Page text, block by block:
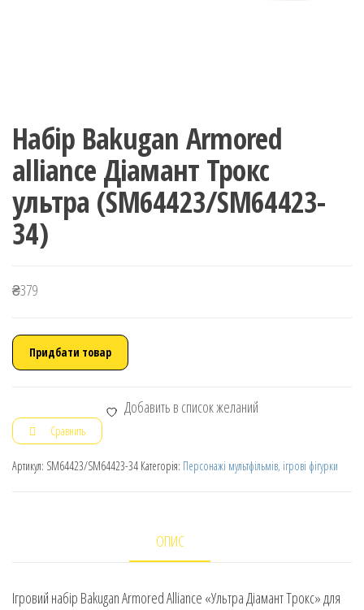
Набір Bakugan Armored
alliance Діамант Трокс
ультра (SM64423/SM64423-
34)
₴379
Придбати товар
Добавить в список желаний
Сравнить
Артикул: SM64423/SM64423-34 Категорія: Персонажі мультфільмів, ігрові фігурки
ОПИС
Ігровий набір Bakugan Armored Alliance «Ультра Діамант Трокс» для